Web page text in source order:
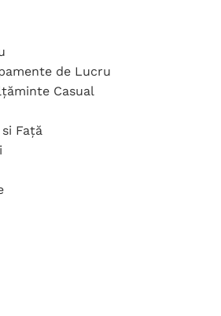
de Lucru
Casual
Față